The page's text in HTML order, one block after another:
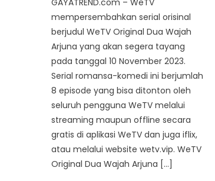
mempersembahkan serial orisinal
berjudul WeTV Original Dua Wajah
Arjuna yang akan segera tayang
pada tanggal 10 November 2023.
Serial romansa-komedi ini berjumlah
8 episode yang bisa ditonton oleh
seluruh pengguna WeTV melalui
streaming maupun offline secara
gratis di aplikasi WeTV dan juga iflix,
atau melalui website wetv.vip. WeTV
Original Dua Wajah Arjuna […]